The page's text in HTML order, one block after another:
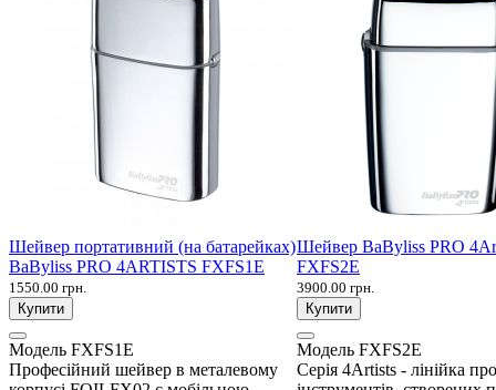
Шейвер портативний (на батарейках)
BaByliss PRO 4ARTISTS FXFS1E
1550.00 грн.
Купити
Модель FXFS1E
Професійний шейвер в металевому
Шейвер BaByliss PRO
FXFS2E
3900.00 грн.
Купити
Модель FXFS2E
Серія 4Artists - лінійка